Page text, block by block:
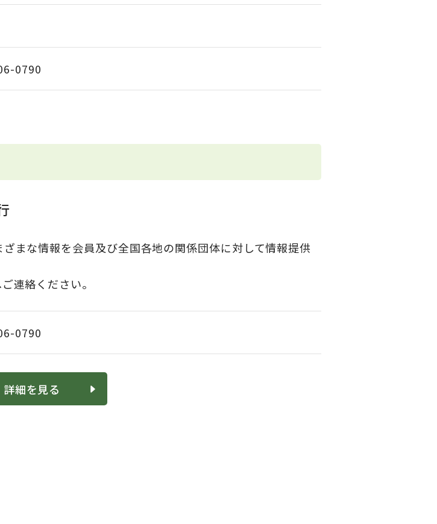
0790
まな情報を会員及び全国各地の関係団体に対して情報提供
連絡ください。
0790
詳細を見る